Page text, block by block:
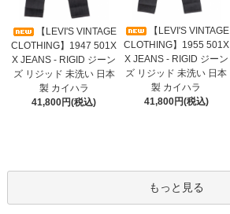
【LEVI'S VINTAGE
CLOTHING】1947 501X
X JEANS - RIGID ジーン
ズ リジッド 未洗い 日本
製 カイハラ
41,800円(税込)
【LEVI'S VINTAGE
CLOTHING】1955 501X
X JEANS - RIGID ジーン
ズ リジッド 未洗い 日本
製 カイハラ
41,800円(税込)
もっと見る